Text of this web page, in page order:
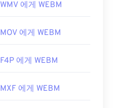
WMV 에게 WEBM
MOV 에게 WEBM
F4P 에게 WEBM
MXF 에게 WEBM